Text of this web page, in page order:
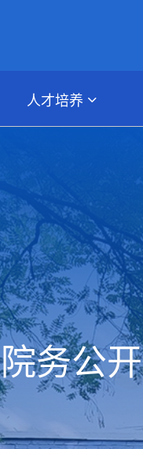
人才培养
院务公开